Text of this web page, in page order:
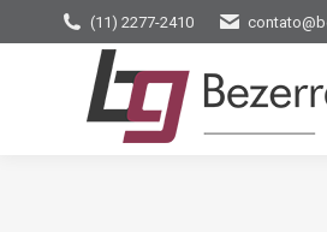
(11) 2277-2410